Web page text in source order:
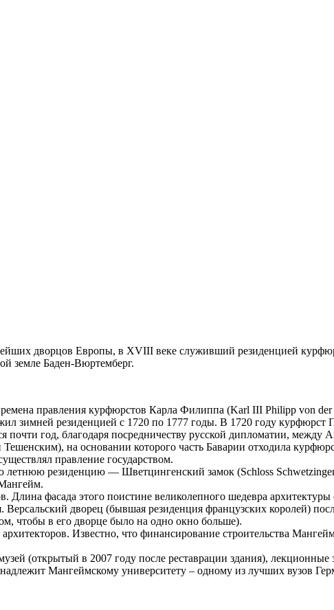
дворцов Европы, в XVIII веке служивший резиденцией
земле Баден-Вюртемберг.
правления курфюрстов Карла Филиппа (Karl III Philipp von
зимней резиденцией с 1720 по 1777 годы. В 1720 году
почти год, благодаря посредничеству русской дипломатии,
на основании которого часть Баварии отходила
правление государством.
резиденцию — Шветцингенский замок (Schloss
фасада этого поистине великолепного шедевра
Версальский дворец (бывшая резиденция французских королей)
чтобы в его дворце было на одно окно больше).
Известно, что финансирование строительства
(открытый в 2007 году после реставрации здания),
Мангеймскому университету – одному из лучших вузов